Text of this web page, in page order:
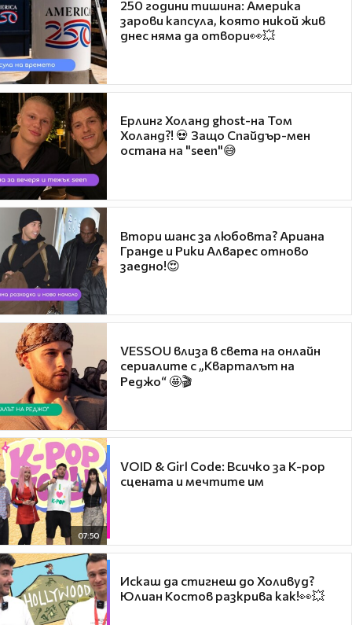
250 години тишина: Америка
зарови капсула, която никой жив
днес няма да отвори👀💥
Ерлинг Холанд ghost-на Том
Холанд?! 💀 Защо Спайдър-мен
остана на "seen"😅
Втори шанс за любовта? Ариана
Гранде и Рики Алварес отново
заедно!😍
VESSOU влиза в света на онлайн
сериалите с „Кварталът на
Реджо“ 🤩🎬
07:50
VOID & Girl Code: Всичко за K-pop
сцената и мечтите им
Искаш да стигнеш до Холивуд?
Юлиан Костов разкрива как!👀💥